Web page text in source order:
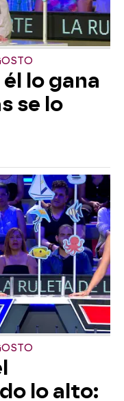
él lo gana
se lo
lo alto: